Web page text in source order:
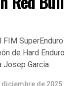
SuperEnduro
de Hard Enduro
Josep Garcia.
diciembre de 2025